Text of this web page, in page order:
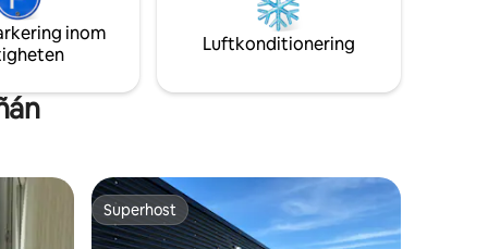
av
inom
Luftkonditionering
Superhost
Superhost